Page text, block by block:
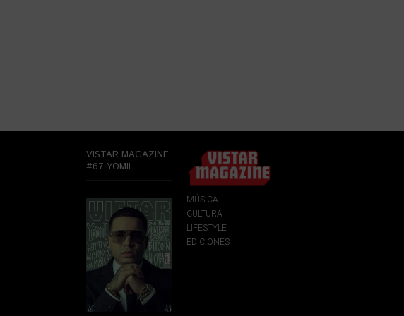
VISTAR MAGAZINE
#67 YOMIL
MÚSICA
CULTURA
LIFESTYLE
EDICIONES